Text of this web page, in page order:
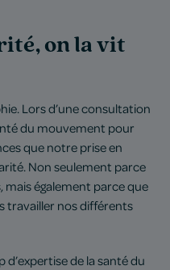
on la vit
Lors d’une consultation
du mouvement pour
que notre prise en
Non seulement parce
mais également parce que
travailler nos différents
de la santé du